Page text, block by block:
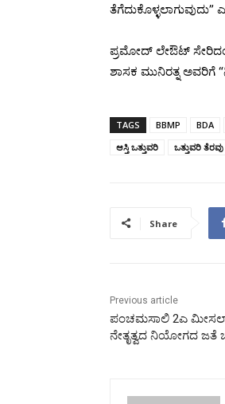
ತೆಗೆದುಕೊಳ್ಳಲಾಗುವುದು”
ಪ್ರಮೋದ್‌ ಲೇಔಟ್‌
ಶಾಸಕ ಮುನಿರತ್ನ ಅವರಿಗೆ
TAGS BBMP BDA
ಆಸ್ತಿ ಒತ್ತುವರಿ
ಒತ್ತುವರಿ ತೆರವು
Share
Previous article
ಪಂಚಮಸಾಲಿ 2ಎ
ನೇತೃತ್ವದ ನಿಯೋಗದ ಜತೆ